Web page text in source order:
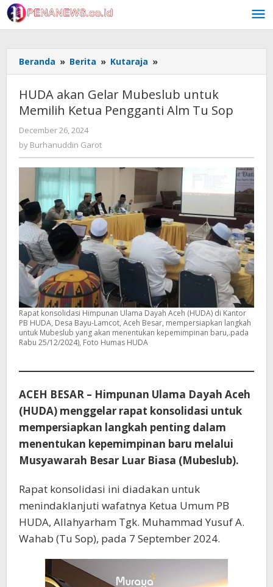
Skip
to
content
Beranda » Berita » Kutaraja »
akan
Mubeslub
untuk
Sop
HUDA akan Gelar Mubeslub untuk
Memilih Ketua Pengganti Alm Tu Sop
December 26, 2024
Burhanuddin
by Burhanuddin Garot
Rapat konsolidasi Himpunan Ulama Dayah Aceh (HUDA) di Kantor
PB HUDA, Desa Bayu-Lamcot, Aceh Besar, mempersiapkan langkah
untuk Mubeslub yang akan menentukan kepemimpinan baru,.pada
Rabu 25/12/2024), Foto Humas HUDA
ACEH BESAR – Himpunan Ulama Dayah Aceh
(HUDA) menggelar rapat konsolidasi untuk
mempersiapkan langkah penting dalam
menentukan kepemimpinan baru melalui
Musyawarah Besar Luar Biasa (Mubeslub).
Rapat konsolidasi ini diadakan untuk
menindaklanjuti wafatnya Ketua Umum PB
HUDA, Allahyarham Tgk. Muhammad Yusuf A.
Wahab (Tu Sop), pada 7 September 2024.